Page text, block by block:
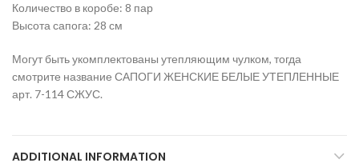
Количество в коробе: 8 пар
Высота сапога: 28 см
Могут быть укомплектованы утепляющим чулком, тогда
смотрите название САПОГИ ЖЕНСКИЕ БЕЛЫЕ УТЕПЛЕННЫЕ
арт. 7-114 СЖУС.
ADDITIONAL INFORMATION